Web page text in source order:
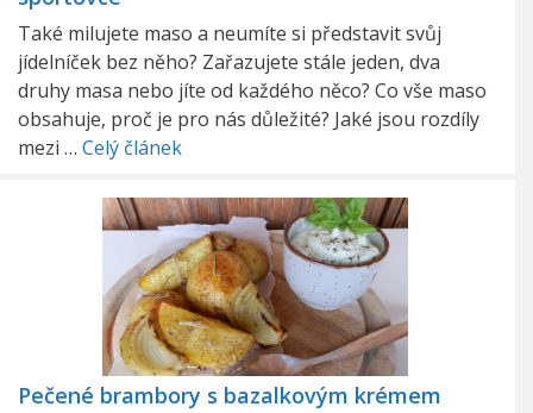
Také milujete maso a neumíte si představit svůj
jídelníček bez něho? Zařazujete stále jeden, dva
druhy masa nebo jíte od každého něco? Co vše maso
obsahuje, proč je pro nás důležité? Jaké jsou rozdíly
mezi … Celý článek
Pečené brambory s bazalkovým krémem